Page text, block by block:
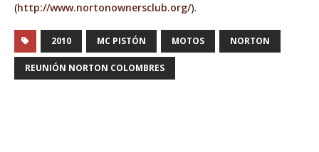
(http://www.nortonownersclub.org/).
2010 MC PISTÓN MOTOS NORTON
REUNIÓN NORTON COLOMBRES